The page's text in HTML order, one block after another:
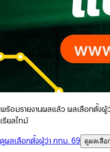
พร้อมรายงานผลแล้ว ผลเลือกตั้งผู้
เรียลไทม์
ดูผลเลือกตั้งผู้ว่า กทม. 69
ดูผลเลือ